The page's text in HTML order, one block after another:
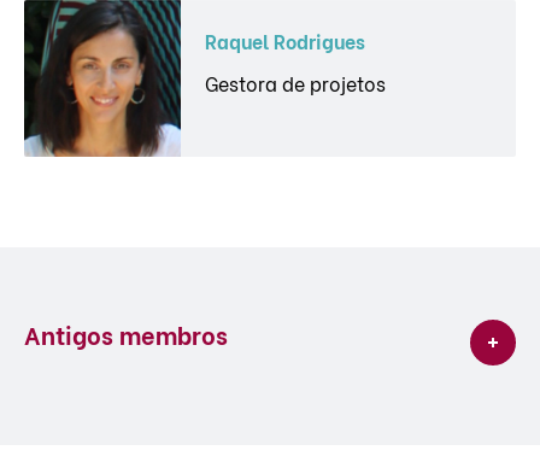
Raquel Rodrigues
Gestora de projetos
Antigos membros